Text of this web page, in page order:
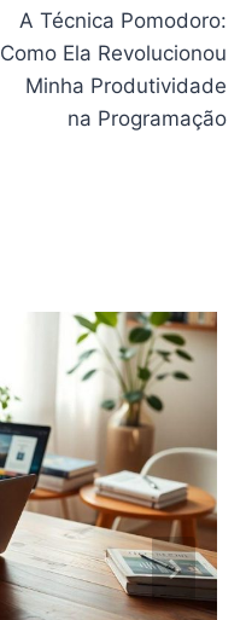
A Técnica Pomodoro:
Como Ela Revolucionou
Minha Produtividade
na Programação